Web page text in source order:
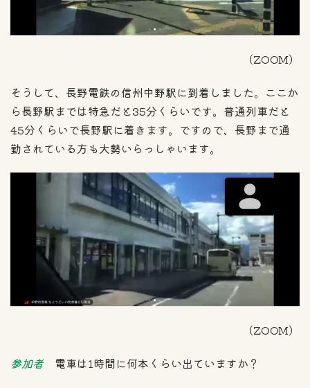
（ZOOM）
そうして、長野電鉄の信州中野駅に到着しました。ここか
ら長野駅までは特急だと35分くらいです。普通列車だと
45分くらいで長野駅に着きます。ですので、長野まで通
勤されている方も大勢いらっしゃいます。
（ZOOM）
参加者電車は1時間に何本くらい出ていますか？